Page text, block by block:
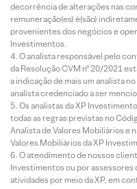
decorrência de alterações nas
remuneração(es) é(são)
provenientes dos negócios e
Investimentos.
O analista responsável pelo
da Resolução CVM nº 20/2021
a indicação de mais um analista
analista credenciado a ser
Os analistas da XP
todas as regras previstas no
Analista de Valores Mobiliários e
Valores Mobiliários da XP
O atendimento de nossos
Investimentos ou por
atividades por meio da XP, em